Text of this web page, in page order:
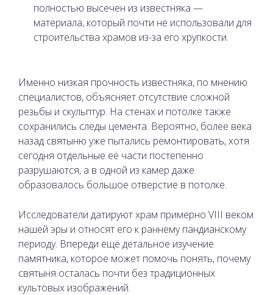
полностью высечен из известняка —
материала, который почти не использовали для
строительства храмов из-за его хрупкости.
Именно низкая прочность известняка, по мнению
специалистов, объясняет отсутствие сложной
резьбы и скульптур. На стенах и потолке также
сохранились следы цемента. Вероятно, более века
назад святыню уже пытались ремонтировать, хотя
сегодня отдельные её части постепенно
разрушаются, а в одной из камер даже
образовалось большое отверстие в потолке.
Исследователи датируют храм примерно VIII веком
нашей эры и относят его к раннему пандианскому
периоду. Впереди ещё детальное изучение
памятника, которое может помочь понять, почему
святыня осталась почти без традиционных
культовых изображений.